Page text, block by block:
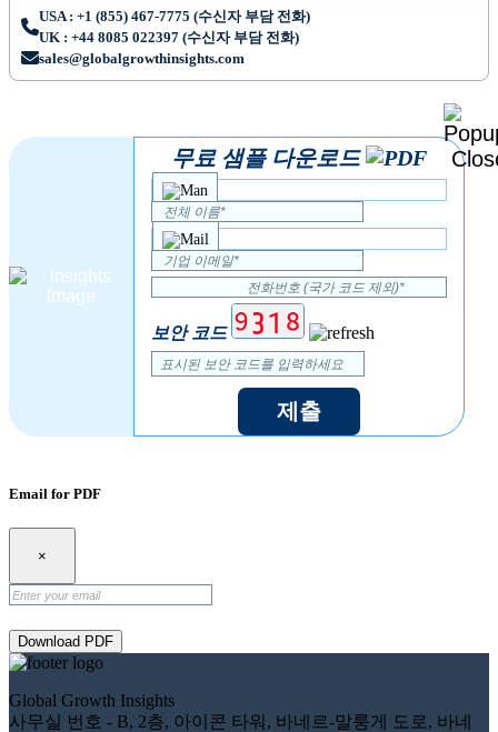
USA : +1 (855) 467-7775 (수신자 부담 전화)
UK : +44 8085 022397 (수신자 부담 전화)
sales@globalgrowthinsights.com
무료 샘플 다운로드
보안 코드
제출
Email for PDF
×
Download PDF
Global Growth Insights
사무실 번호 - B, 2층, 아이콘 타워, 바네르-말룽게 도로, 바네